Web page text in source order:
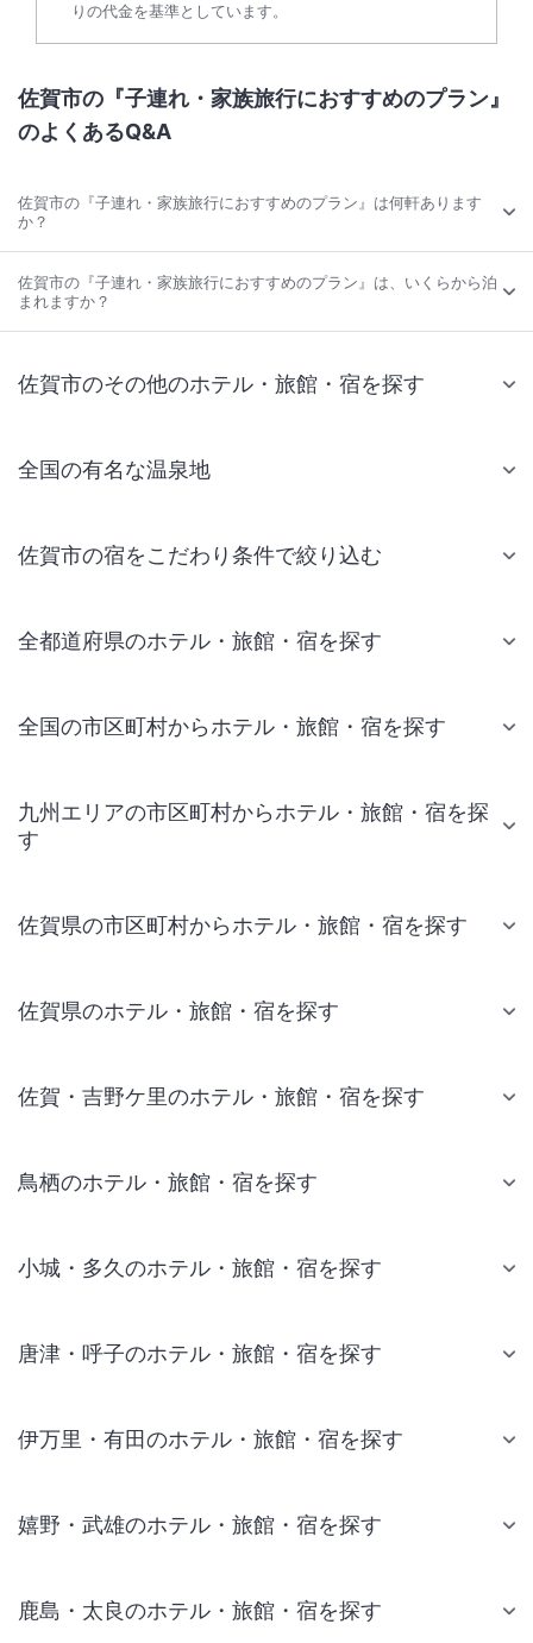
りの代金を基準としています。
佐賀市の『子連れ・家族旅行におすすめのプラン』
のよくあるQ&A
佐賀市の『子連れ・家族旅行におすすめのプラン』は何軒あります
か？
佐賀市の『子連れ・家族旅行におすすめのプラン』は、いくらから泊
まれますか？
佐賀市のその他のホテル・旅館・宿を探す
全国の有名な温泉地
佐賀市の宿をこだわり条件で絞り込む
全都道府県のホテル・旅館・宿を探す
全国の市区町村からホテル・旅館・宿を探す
九州エリアの市区町村からホテル・旅館・宿を探
す
佐賀県の市区町村からホテル・旅館・宿を探す
佐賀県のホテル・旅館・宿を探す
佐賀・吉野ケ里のホテル・旅館・宿を探す
鳥栖のホテル・旅館・宿を探す
小城・多久のホテル・旅館・宿を探す
唐津・呼子のホテル・旅館・宿を探す
伊万里・有田のホテル・旅館・宿を探す
嬉野・武雄のホテル・旅館・宿を探す
鹿島・太良のホテル・旅館・宿を探す